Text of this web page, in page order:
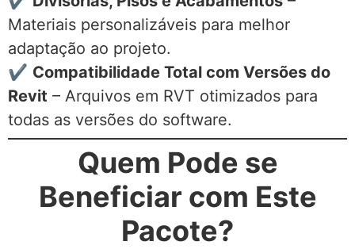
Materiais personalizáveis para melhor
adaptação ao projeto.
✔ Compatibilidade Total com Versões do
Revit – Arquivos em RVT otimizados para
todas as versões do software.
Quem Pode se
Beneficiar com Este
Pacote?